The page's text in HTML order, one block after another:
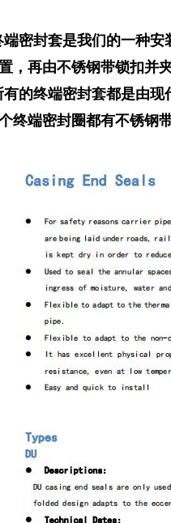
密封套是我们的一种安
，再由不锈钢带锁扣并
的终端密封套都是由现
终端密封圈都有不锈钢